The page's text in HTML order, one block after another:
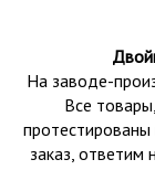
На заводе-
Все
заказ, ответим